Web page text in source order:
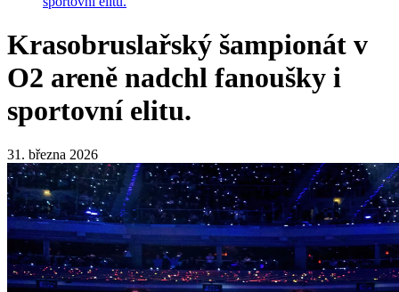
Krasobruslařský šampionát v
O2 areně nadchl fanoušky i
sportovní elitu.
31. března 2026